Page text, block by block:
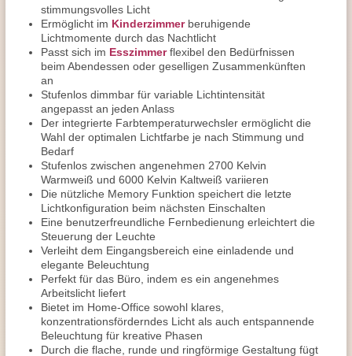
stimmungsvolles Licht
Ermöglicht im Kinderzimmerberuhigende
Lichtmomente durch das Nachtlicht
Passt sich im Esszimmerflexibel den Bedürfnissen
beim Abendessen oder geselligen Zusammenkünften
an
Stufenlos dimmbar für variable Lichtintensität
angepasst an jeden Anlass
Der integrierte Farbtemperaturwechsler ermöglicht die
Wahl der optimalen Lichtfarbe je nach Stimmung und
Bedarf
Stufenlos zwischen angenehmen 2700 Kelvin
Warmweiß und 6000 Kelvin Kaltweiß variieren
Die nützliche Memory Funktion speichert die letzte
Lichtkonfiguration beim nächsten Einschalten
Eine benutzerfreundliche Fernbedienung erleichtert die
Steuerung der Leuchte
Verleiht dem Eingangsbereich eine einladende und
elegante Beleuchtung
Perfekt für das Büro, indem es ein angenehmes
Arbeitslicht liefert
Bietet im Home-Office sowohl klares,
konzentrationsförderndes Licht als auch entspannende
Beleuchtung für kreative Phasen
Durch die flache, runde und ringförmige Gestaltung fügt